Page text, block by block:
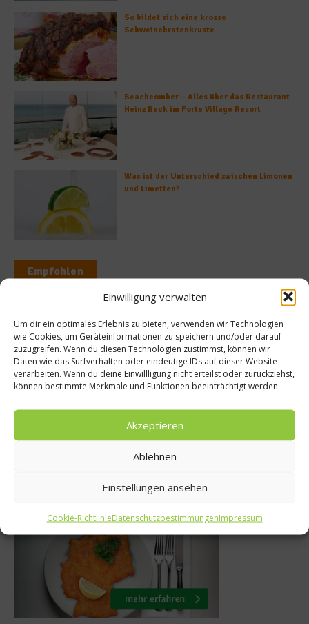
Einwilligung verwalten
Um dir ein optimales Erlebnis zu bieten, verwenden wir Technologien
wie Cookies, um Geräteinformationen zu speichern und/oder darauf
zuzugreifen. Wenn du diesen Technologien zustimmst, können wir
Daten wie das Surfverhalten oder eindeutige IDs auf dieser Website
verarbeiten. Wenn du deine Einwillligung nicht erteilst oder zurückziehst,
können bestimmte Merkmale und Funktionen beeinträchtigt werden.
Akzeptieren
Ablehnen
Einstellungen ansehen
Cookie-RichtlinieDatenschutzbestimmungenImpressum
So bildet sich eine krosse
Schweinebratenkruste
Beachcomber – Alles über das Restaurant
Heinz Beck im Forte Village Resort
Was ist der Unterschied zwischen Limonen
und Limetten?
Empfohlen
Was isst Deutschland?
– Essen aus dem
Drucker
4. September 2013
Was isst Deutschland